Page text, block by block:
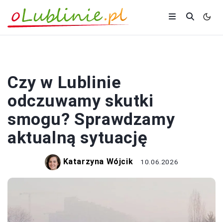
Czy w Lublinie
odczuwamy skutki
smogu? Sprawdzamy
aktualną sytuację
Katarzyna Wójcik 10.06.2026